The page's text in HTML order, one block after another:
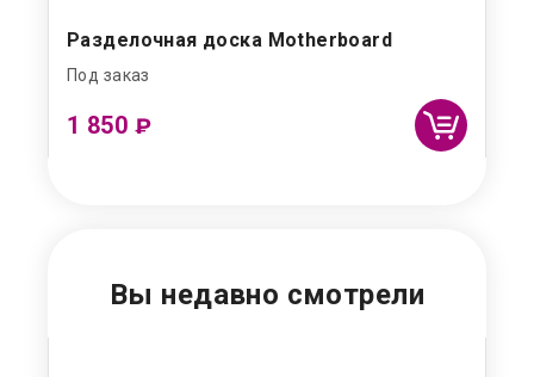
Разделочная доска Motherboard
Под заказ
1 850 ₽
Вы недавно смотрели